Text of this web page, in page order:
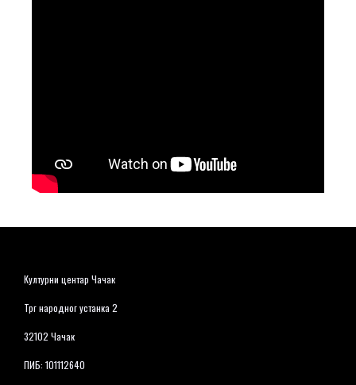
Културни центар Чачак
Трг народног устанка 2
32102 Чачак
ПИБ: 101112640